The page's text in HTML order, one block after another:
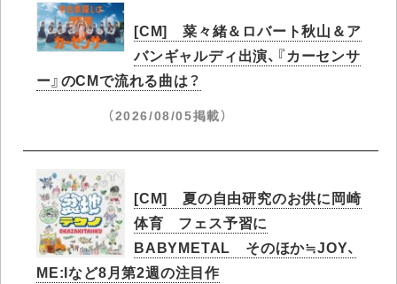
[CM] 菜々緒＆ロバート秋山＆ア
バンギャルディ出演、『カーセンサ
ー』のCMで流れる曲は？
（2026/08/05掲載）
[CM] 夏の自由研究のお供に岡崎
体育 フェス予習に
BABYMETAL そのほか≒JOY、
ME:Iなど8月第2週の注目作